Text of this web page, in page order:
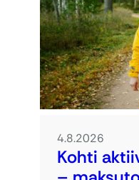
4.8.2026
Kohti